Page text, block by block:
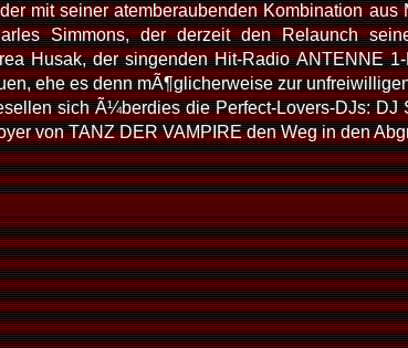
mit seiner atemberaubenden Kombination
Simmons, der derzeit den Relaunch
Husak, der singenden Hit-Radio ANTENNE
ehe es denn mÃ¶glicherweise zur
sich Ã¼berdies die Perfect-Lovers-DJs:
von TANZ DER VAMPIRE den Weg in den